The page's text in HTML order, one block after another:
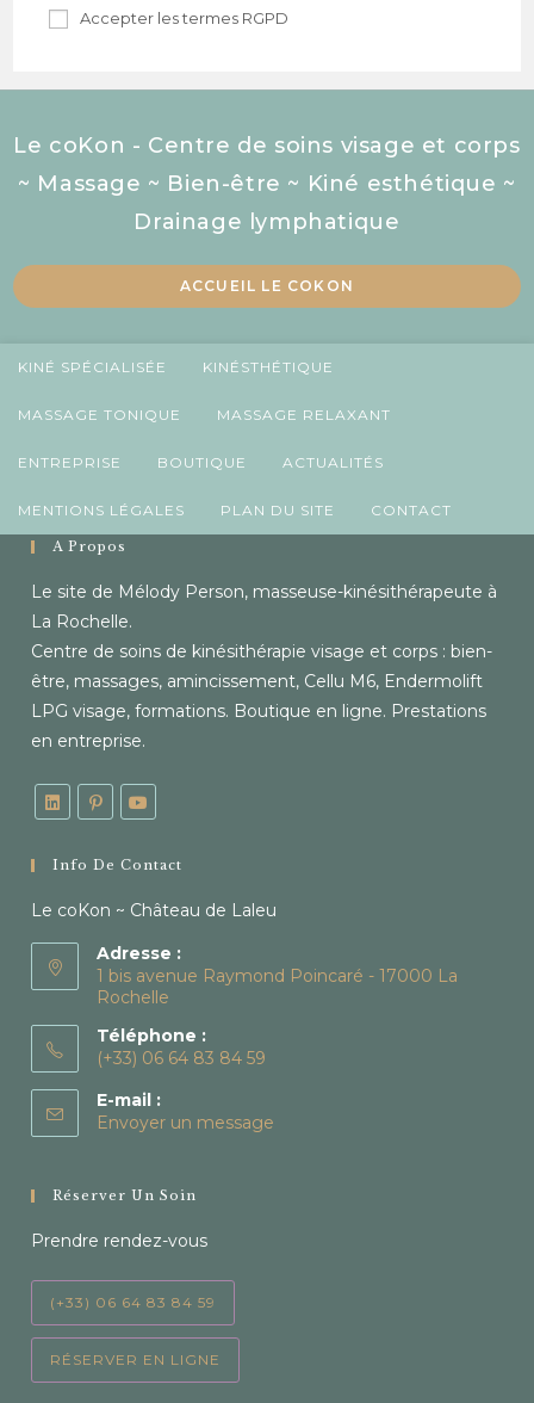
Accepter les termes RGPD
Le coKon - Centre de soins visage et corps
~ Massage ~ Bien-être ~ Kiné esthétique ~
Drainage lymphatique
ACCUEIL LE COKON
KINÉ SPÉCIALISÉE KINÉSTHÉTIQUE
MASSAGE TONIQUE MASSAGE RELAXANT
ENTREPRISE BOUTIQUE ACTUALITÉS
MENTIONS LÉGALES PLAN DU SITE CONTACT
À Propos
Le site de Mélody Person, masseuse-kinésithérapeute à
La Rochelle.
Centre de soins de kinésithérapie visage et corps : bien-
être, massages, amincissement, Cellu M6, Endermolift
LPG visage, formations. Boutique en ligne. Prestations
en entreprise.
Info De Contact
Le coKon ~ Château de Laleu
Adresse :
1 bis avenue Raymond Poincaré - 17000 La
Rochelle
Téléphone :
(+33) 06 64 83 84 59
E-mail :
Envoyer un message
Réserver Un Soin
Prendre rendez-vous
(+33) 06 64 83 84 59
RÉSERVER EN LIGNE